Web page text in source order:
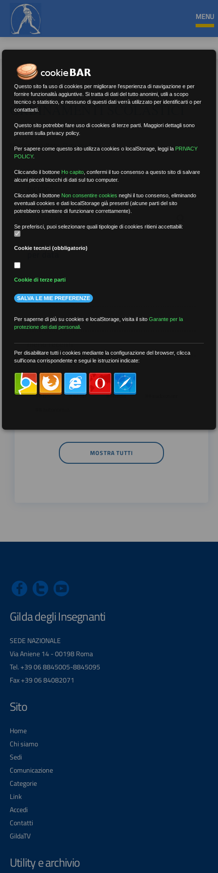
MENU
ORDINAMENTI SCOLASTICI
Nessun risultato.Rimuovi filtri
per data
più recenti
meno recenti
per tag
##DS ##FGU ##Gilda
MOSTRA TUTTI
Gilda degli Insegnanti
SEDE NAZIONALE
Via Aniene 14 - 00198 Roma
Tel. +39 06 8845005-8845095
Fax +39 06 84082071
Sito
Home
Chi siamo
Sedi
Comunicazione
Categorie
Link
Accedi
Contatti
GildaTV
Utility e archivio
Questo sito fa uso di cookies per migliorare l'esperienza di navigazione e per
fornire funzionalità aggiuntive. Si tratta di dati del tutto anonimi, utili a scopo
tecnico o statistico, e nessuno di questi dati verrà utilizzato per identificarti o per
contattarti.
Questo sito potrebbe fare uso di cookies di terze parti. Maggiori dettagli sono
presenti sulla privacy policy.
Per sapere come questo sito utilizza cookies o localStorage, leggi la PRIVACY
POLICY.
Cliccando il bottone Ho capito ,confermi il tuo consenso a questo sito di salvare
alcuni piccoli blocchi di dati sul tuo computer.
Cliccando il bottone Non consentire cookies neghi il tuo consenso, eliminando
eventuali cookies e dati localStorage già presenti (alcune parti del sito
potrebbero smettere di funzionare correttamente).
Se preferisci, puoi selezionare quali tipologie di cookies ritieni accettabili:
Cookie tecnici (obbligatorio)
Cookie di terze parti
SALVA LE MIE PREFERENZE
Per saperne di più su cookies e localStorage, visita il sitoGarante per la
protezione dei dati personali
Per disabilitare tutti i cookies mediante la configurazione del browser, clicca
sull'icona corrispondente e segui le istruzioni indicate: